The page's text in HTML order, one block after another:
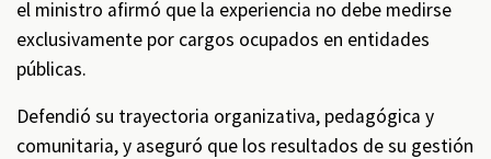
el ministro afirmó que la experiencia no debe medirse
exclusivamente por cargos ocupados en entidades
públicas.
Defendió su trayectoria organizativa, pedagógica y
comunitaria, y aseguró que los resultados de su gestión